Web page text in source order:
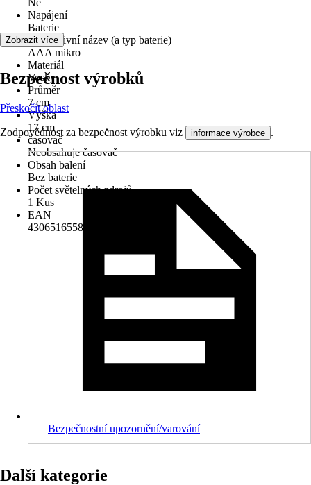
Ne
Napájení
Baterie
Alternativní název (a typ baterie)
AAA mikro
Materiál
Vosky
Průměr
7 cm
Výška
17 cm
časovač
Neobsahuje časovač
Obsah balení
Bez baterie
Počet světelných zdrojů
1 Kus
EAN
4306516558834
Zobrazit více
Bezpečnost výrobků
Přeskočit oblast
Zodpovědnost za bezpečnost výrobku viz informace výrobce .
Bezpečnostní upozornění/varování
Další kategorie